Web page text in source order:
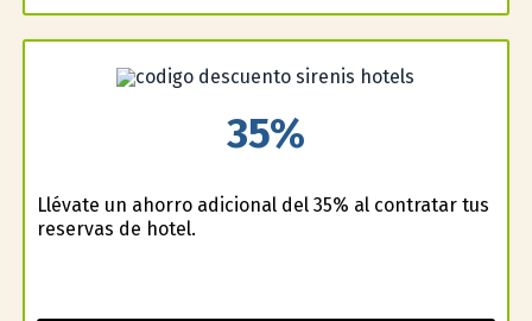
35%
Llévate un ahorro adicional del 35% al contratar tus
reservas de hotel.